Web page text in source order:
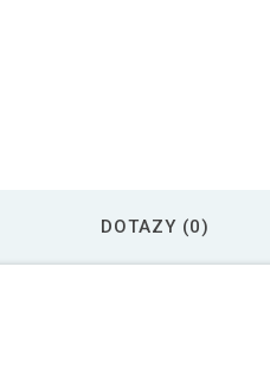
DOTAZY (0)